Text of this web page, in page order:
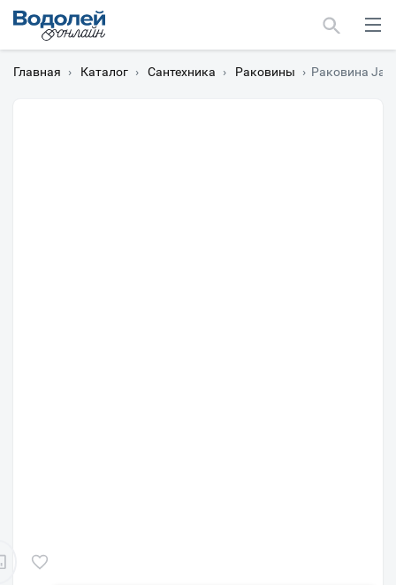
Главная › Каталог › Сантехника › Раковины › Раковина